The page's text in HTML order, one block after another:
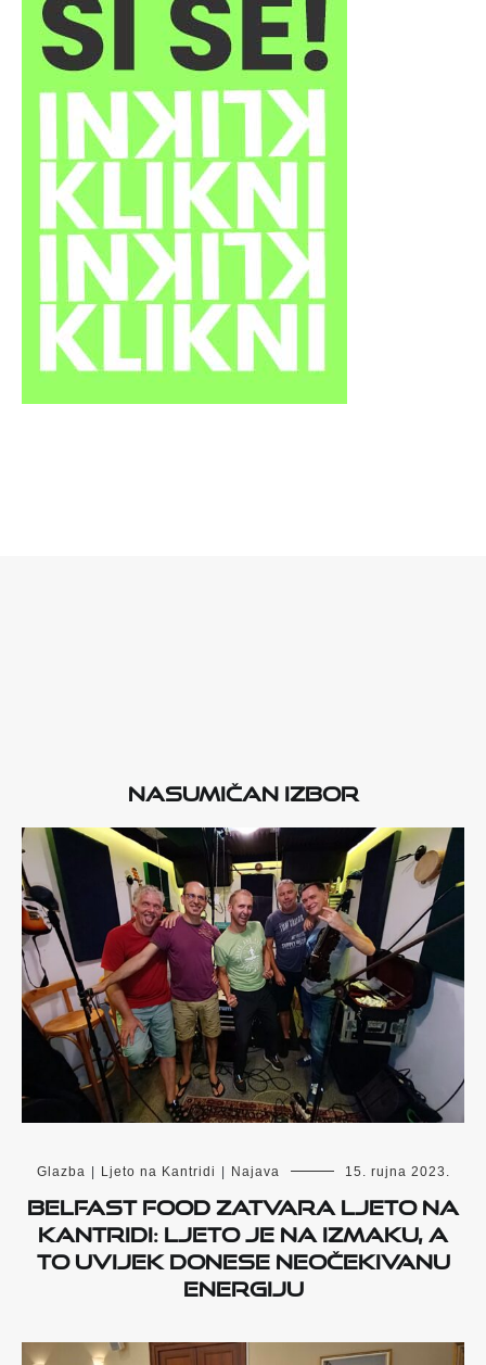
Nasumičan izbor
Glazba Ljeto na Kantridi Najava 15. rujna 2023.
Belfast Food zatvara Ljeto na
Kantridi: Ljeto je na izmaku, a
to uvijek donese neočekivanu
energiju